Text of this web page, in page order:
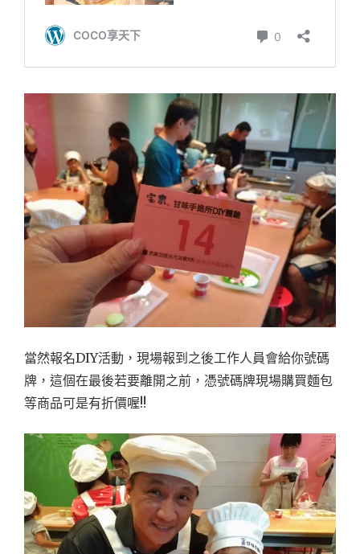
當然報名DIY活動，現場報到之後工作人員會給你號碼
牌，這個在最後若要離開之前，憑號碼牌現場購買麵包
等商品可是有折價喔!!